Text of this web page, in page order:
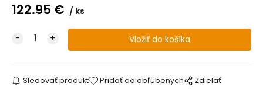
122.95 € ks
Sledovať produkt Pridať do obľúbených Zdielať